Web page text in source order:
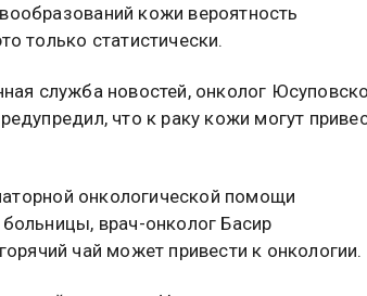
кожи вероятность
только статистически.
служба новостей, онколог
что к раку кожи могут
онкологической помощи
врач-онколог Басир
чай может привести к онкологии.